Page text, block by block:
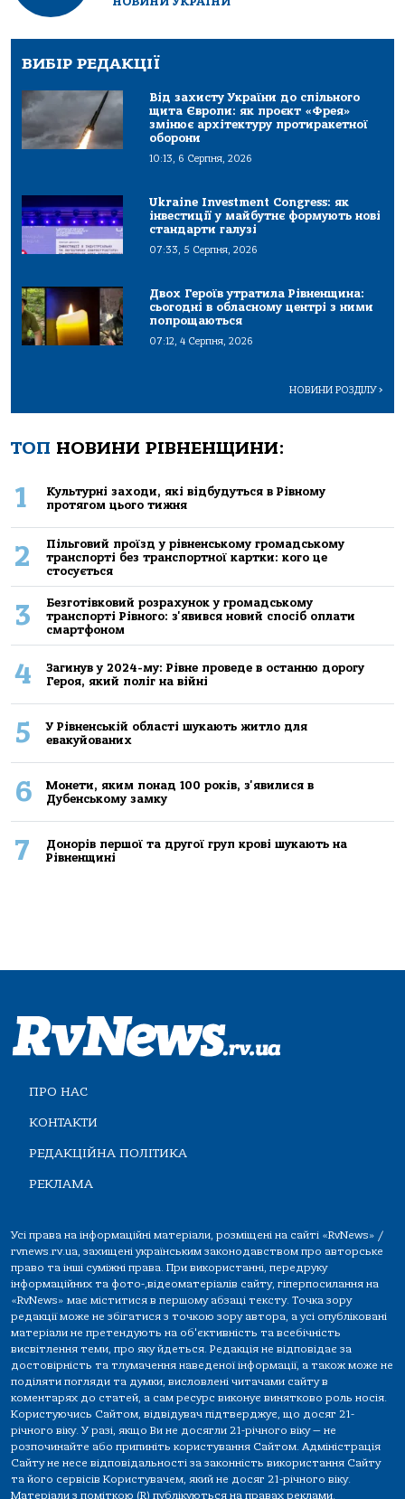
ВИБІР РЕДАКЦІЇ
Від захисту України до спільного
щита Європи: як проєкт «Фрея»
змінює архітектуру протиракетної
оборони
10:13, 6 Серпня, 2026
Ukraine Investment Congress: як
інвестиції у майбутнє формують нові
стандарти галузі
07:33, 5 Серпня, 2026
Двох Героїв утратила Рівненщина:
сьогодні в обласному центрі з ними
попрощаються
07:12, 4 Серпня, 2026
НОВИНИ РОЗДІЛУ>
ТОП НОВИНИ РІВНЕНЩИНИ:
1
Культурні заходи, які відбудуться в Рівному
протягом цього тижня
2
Пільговий проїзд у рівненському громадському
транспорті без транспортної картки: кого це
стосується
3
Безготівковий розрахунок у громадському
транспорті Рівного: з'явився новий спосіб оплати
смартфоном
4
Загинув у 2024-му: Рівне проведе в останню дорогу
Героя, який поліг на війні
5
У Рівненській області шукають житло для
евакуйованих
6
Монети, яким понад 100 років, з'явилися в
Дубенському замку
7
Донорів першої та другої груп крові шукають на
Рівненщині
ПРО НАС
КОНТАКТИ
РЕДАКЦІЙНА ПОЛІТИКА
РЕКЛАМА
Усі права на інформаційні матеріали, розміщені на сайті «RvNews» /
rvnews.rv.ua, захищені українським законодавством про авторське
право та інші суміжні права. При використанні, передруку
інформаційних та фото-,відеоматеріалів сайту, гіперпосилання на
«RvNews» має міститися в першому абзаці тексту. Точка зору
редакції може не збігатися з точкою зору автора, а усі опубліковані
матеріали не претендують на об'єктивність та всебічність
висвітлення теми, про яку йдеться. Редакція не відповідає за
достовірність та тлумачення наведеної інформації, а також може не
поділяти погляди та думки, висловлені читачами сайту в
коментарях до статей, а сам ресурс виконує винятково роль носія.
Користуючись Сайтом, відвідувач підтверджує, що досяг 21-
річного віку. У разі, якщо Ви не досягли 21-річного віку — не
розпочинайте або припиніть користування Сайтом. Адміністрація
Сайту не несе відповідальності за законність використання Сайту
та його сервісів Користувачем, який не досяг 21-річного віку.
Матеріали з поміткою (R) публікуються на правах реклами.